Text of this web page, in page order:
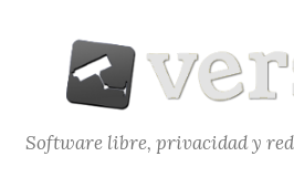
contenido
Software libre, privacidad y